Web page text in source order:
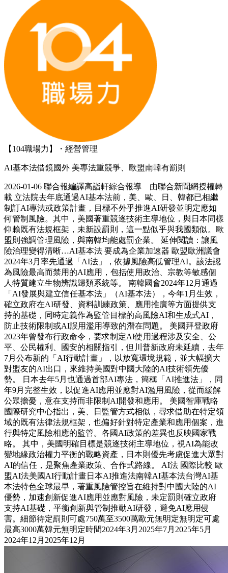
【104職場力】・經營管理
AI基本法借鏡國外 美專法重競爭、歐盟南韓有罰則
2026-01-06 聯合報編譯高詣軒綜合報導 由聯合新聞網授權轉
載 立法院去年底通過AI基本法前，美、歐、日、韓都已相繼
制訂AI專法或政策計畫，目標不外乎推進AI研發並明定應如
何管制風險。其中，美國著重競逐技術主導地位，與日本同樣
仰賴既有法規框架，未新設罰則，這一點似乎與我國類似。歐
盟則強調管理風險，與南韓均能處罰企業。 延伸閱讀：讓風
險治理變得清晰…AI基本法 要成為企業加速器 歐盟歐洲議會
2024年3月率先通過「AI法」，依據風險高低管理AI。該法認
為風險最高而禁用的AI應用，包括使用政治、宗教等敏感個
人特質建立生物辨識歸類系統等。 南韓國會2024年12月通過
「AI發展與建立信任基本法」（AI基本法），今年1月生效，
確立政府在AI研發、資料訓練政策、應用推廣等方面提供支
持的基礎，同時定義作為監管目標的高風險AI和生成式AI，
防止技術限制或AI誤用濫用導致的潛在問題。 美國拜登政府
2023年曾發布行政命令，要求制定AI使用過程涉及安全、公
平、公民權利、國安的相關指引，但川普新政府未延續，去年
7月公布新的「AI行動計畫」，以放寬環境規範，並大幅擴大
對盟友的AI出口，來維持美國對中國大陸的AI技術領先優
勢。 日本去年5月也通過首部AI專法，簡稱「AI推進法」，同
年9月完整生效，以促進AI應用並應對AI濫用風險，從而緩解
公眾擔憂，意在支持而非限制AI開發和應用。 美國智庫戰略
國際研究中心指出，美、日監管方式相似，尋求借助在特定領
域的既有法律法規框架，也偏好針對特定產業和應用個案，進
行與特定風險相應的監管。各國AI政策的差異也反映國家戰
略。 其中，美國明確目標是競逐技術主導地位，視AI為能改
變地緣政治權力平衡的戰略資產，日本則優先考慮促進大眾對
AI的信任，是聚焦產業政策、合作式路線。 AI法 國際比較 歐
盟AI法美國AI行動計畫日本AI推進法南韓AI基本法台灣AI基
本法特色全球最早，著重風險管控旨在維持對中國大陸的AI
優勢，加速創新促進AI應用並應對風險，未定罰則確立政府
支持AI基礎，平衡創新與管制推動AI研發，避免AI應用侵
害。細節待定罰則可處750萬至3500萬歐元無明定無明定可處
最高3000萬韓元無明定時間2024年3月2025年7月2025年5月
2024年12月2025年12月